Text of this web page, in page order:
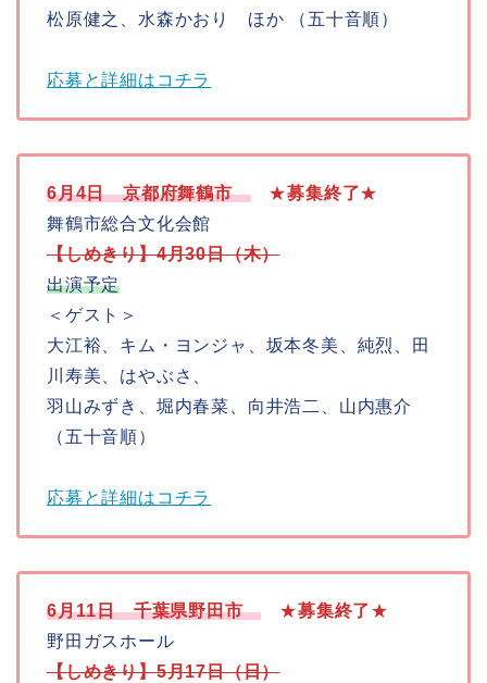
松原健之、水森かおり ほか （五十音順）
応募と詳細はコチラ
6月4日 京都府舞鶴市★募集終了★
舞鶴市総合文化会館
【しめきり】4月30日（木）
出演予定
＜ゲスト＞
大江裕、キム・ヨンジャ、坂本冬美、純烈、田
川寿美、はやぶさ、
羽山みずき、堀内春菜、向井浩二、山内惠介
（五十音順）
応募と詳細はコチラ
6月11日 千葉県野田市 ★募集終了★
野田ガスホール
【しめきり】5月17日（日）